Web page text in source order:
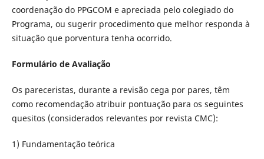
coordenação do PPGCOM e apreciada pelo colegiado do
Programa, ou sugerir procedimento que melhor responda à
situação que porventura tenha ocorrido.
Formulário de Avaliação
Os pareceristas, durante a revisão cega por pares, têm
como recomendação atribuir pontuação para os seguintes
quesitos (considerados relevantes por revista CMC):
1) Fundamentação teórica